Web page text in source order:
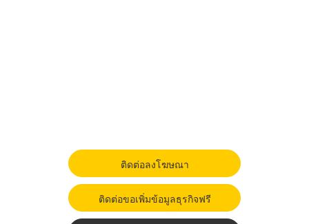
ติดต่อลงโฆษณา
ติดต่อขอเพิ่มข้อมูลธุรกิจฟรี